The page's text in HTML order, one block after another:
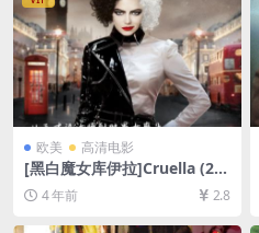
欧美 高清电影
[黑白魔女库伊拉]Cruella (20
21)[百度网盘+迅雷云盘资源1
080P超清未删减][MP4/8.7G
B][中英字幕]
4 年前 2.8